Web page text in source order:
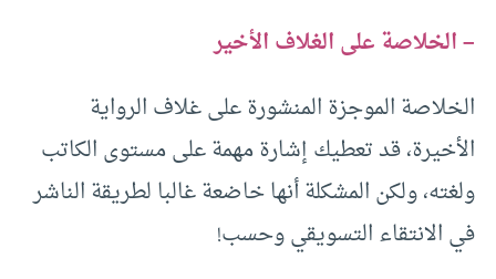
– الخلاصة على الغلاف الأخير
الخلاصة الموجزة المنشورة على غلاف الرواية
الأخيرة، قد تعطيك إشارة مهمة على مستوى الكاتب
ولغته، ولكن المشكلة أنها خاضعة غالبا لطريقة الناشر
في الانتقاء التسويقي وحسب!